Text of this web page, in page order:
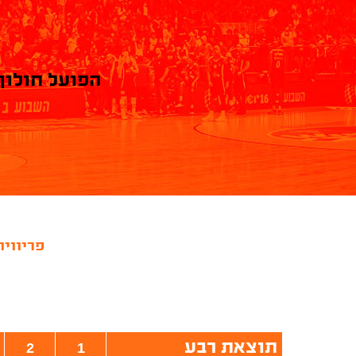
הפועל
פריוויו
תוצאת רבע 1
2